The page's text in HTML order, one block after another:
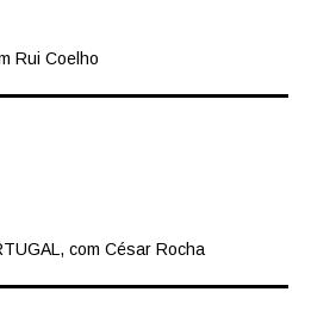
Rui Coelho
com César Rocha